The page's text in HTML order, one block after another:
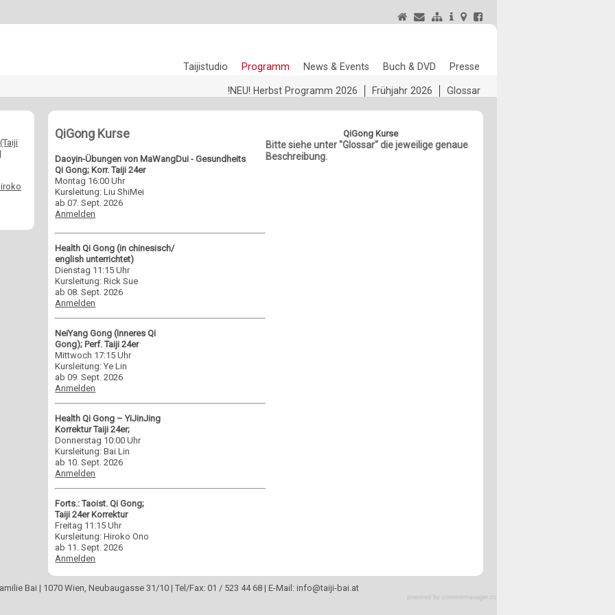
Taijistudio Programm News & Events Buch & DVD Presse
!NEU! Herbst Programm 2026 Frühjahr 2026 Glossar
|
QiGong Kurse
Daoyin-Übungen von MaWangDui - Gesundheits
Qi Gong; Korr. Taiji 24er
Montag 16:00 Uhr
Kursleitung: Liu ShiMei
ab 07. Sept. 2026
Anmelden
Health Qi Gong (in chinesisch/
english unterrichtet)
Dienstag 11:15 Uhr
Kursleitung: Rick Sue
ab 08. Sept. 2026
Anmelden
NeiYang Gong (Inneres Qi
Gong); Perf. Taiji 24er
Mittwoch 17:15 Uhr
Kursleitung: Ye Lin
ab 09. Sept. 2026
Anmelden
Health Qi Gong – YiJinJing
Korrektur Taiji 24er;
Donnerstag 10:00 Uhr
Kursleitung: Bai Lin
ab 10. Sept. 2026
Anmelden
Forts.: Taoist. Qi Gong;
Taiji 24er Korrektur
Freitag 11:15 Uhr
Kursleitung: Hiroko Ono
ab 11. Sept. 2026
Anmelden
QiGong Kurse
Bitte siehe unter "Glossar" die jeweilige genaue
Beschreibung.
Bai | 1070 Wien, Neubaugasse 31/10 | Tel/Fax: 01 / 523 44 68 | E-Mail: info@taiji-bai.at
powered by contentmanager.cc